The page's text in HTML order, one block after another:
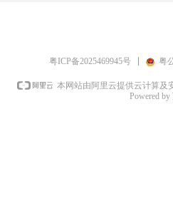
粤ICP备2025469945号 粤
本网站由阿里云提供云计算及
Powered by